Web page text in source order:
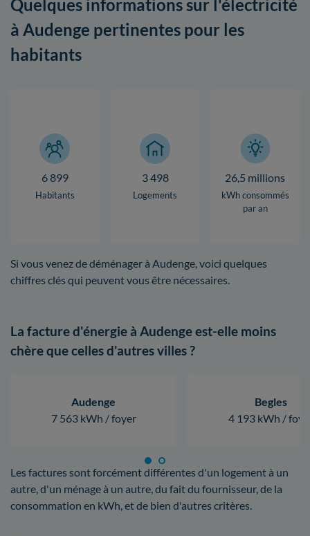
Quelques informations sur l'électricité
à Audenge pertinentes pour les
habitants
6 899
Habitants
3 498
Logements
26,5 millions
kWh consommés
par an
Si vous venez de déménager à Audenge, voici quelques
chiffres clés qui peuvent vous être nécessaires.
La facture d'énergie à Audenge est-elle moins
chère que celles d'autres villes ?
Audenge
7 563 kWh / foyer
Begles
4 193 kWh /
Les factures sont forcément différentes d'un logement à un
autre, d'un ménage à un autre, du fait du fournisseur, de la
consommation en kWh, et de bien d'autres critères.